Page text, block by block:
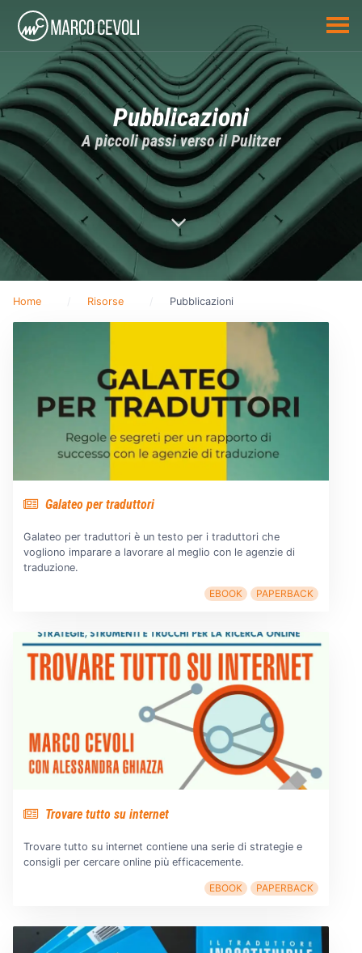
Pubblicazioni
A piccoli passi verso il Pulitzer
Home Risorse Pubblicazioni
Galateo per traduttori
Galateo per traduttori è un testo per i traduttori che
vogliono imparare a lavorare al meglio con le agenzie di
traduzione.
EBOOK PAPERBACK
Trovare tutto su internet
Trovare tutto su internet contiene una serie di strategie e
consigli per cercare online più efficacemente.
EBOOK PAPERBACK